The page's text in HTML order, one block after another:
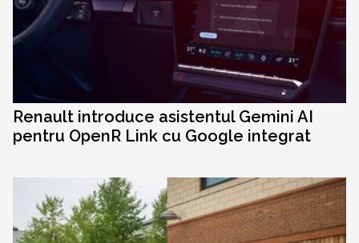
Renault introduce asistentul Gemini AI
pentru OpenR Link cu Google integrat